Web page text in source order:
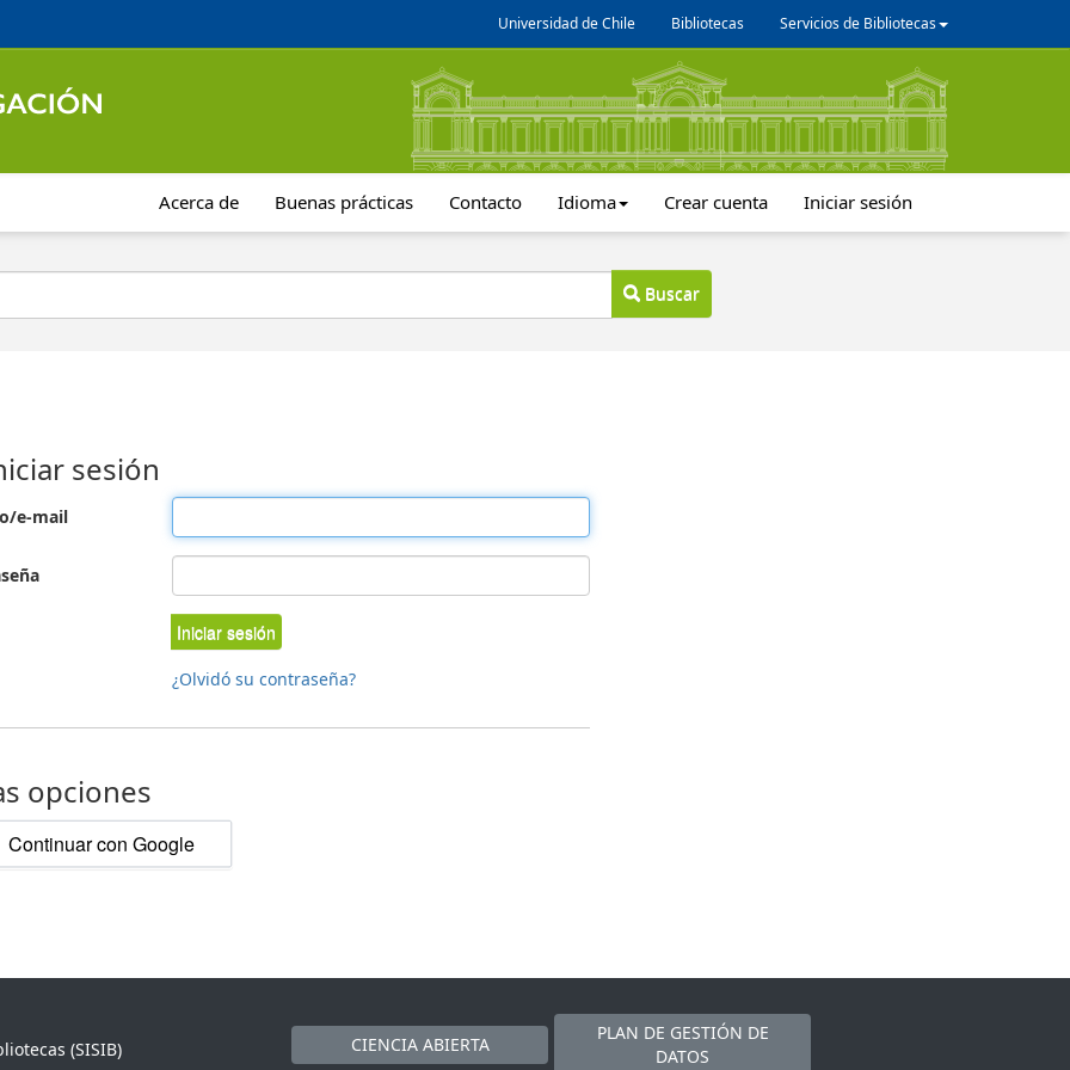
Universidad de Chile Bibliotecas Servicios de Bibliotecas
Acerca de Buenas prácticas Contacto Idioma Crear cuenta Iniciar sesión
Buscar
sesión
e-mail
Iniciar sesión
¿Olvidó su contraseña?
opciones
Continuar con Google
(SISIB)
CIENCIA ABIERTA
PLAN DE GESTIÓN DE
DATOS